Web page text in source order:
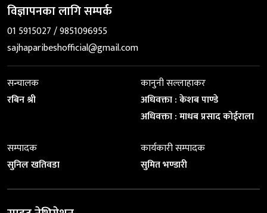
विज्ञापनका लागि सम्पर्क
01 5915027 / 9851096955
sajhaparibeshofficial@gmail.com
सन्चालक
रबिन श्री
कानुनी सल्लाहाकर
अधिवक्ता : केशब पाण्डे
अधिवक्ता : माधब प्रसाद कोईराला
सम्पादक
सुनिल खतिवडा
कार्यकारी सम्पादक
सुमित भण्डारी